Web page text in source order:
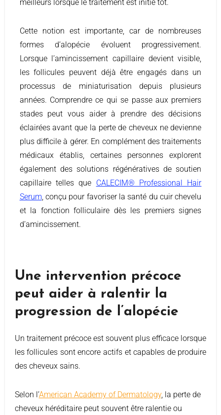
meilleurs lorsque le traitement est initié tôt.
Cette notion est importante, car de nombreuses
formes d’alopécie évoluent progressivement.
Lorsque l’amincissement capillaire devient visible,
les follicules peuvent déjà être engagés dans un
processus de miniaturisation depuis plusieurs
années. Comprendre ce qui se passe aux premiers
stades peut vous aider à prendre des décisions
éclairées avant que la perte de cheveux ne devienne
plus difficile à gérer. En complément des traitements
médicaux établis, certaines personnes explorent
également des solutions régénératives de soutien
capillaire telles que CALECIM® Professional Hair
Serum, conçu pour favoriser la santé du cuir chevelu
et la fonction folliculaire dès les premiers signes
d’amincissement.
Une intervention précoce
peut aider à ralentir la
progression de l’alopécie
Un traitement précoce est souvent plus efficace lorsque
les follicules sont encore actifs et capables de produire
des cheveux sains.
Selon l’American Academy of Dermatology, la perte de
cheveux héréditaire peut souvent être ralentie ou